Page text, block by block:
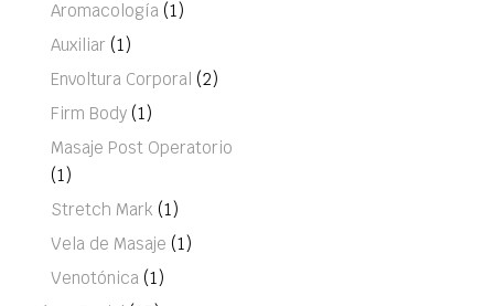
Aromacología (1)
Auxiliar (1)
Envoltura Corporal (2)
Firm Body (1)
Masaje Post Operatorio
(1)
Stretch Mark (1)
Vela de Masaje (1)
Venotónica (1)